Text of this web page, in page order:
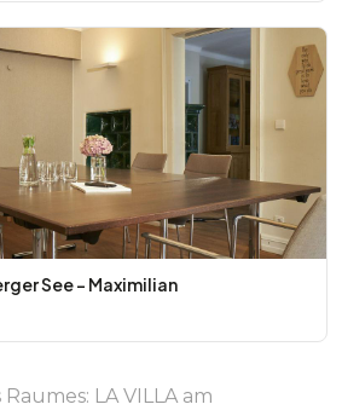
See - Maximilian
LA VILLA am